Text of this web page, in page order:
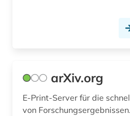
preprint server (1)
psychologie (2)
arXiv.org
E-Print-Server für die
von